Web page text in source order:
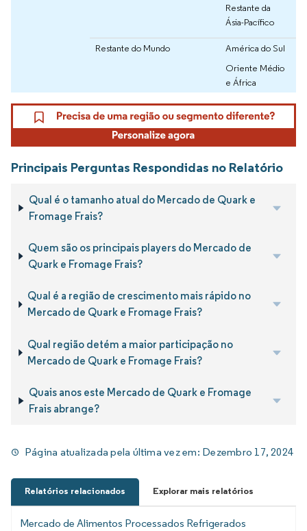
Restante da
Ásia-Pacífico
Restante do Mundo
América do Sul
Oriente Médio
e África
Principais Perguntas Respondidas no Relatório
Qual é o tamanho atual do Mercado de Quark e
Fromage Frais?
Quem são os principais players do Mercado de
Quark e Fromage Frais?
Qual é a região de crescimento mais rápido no
Mercado de Quark e Fromage Frais?
Qual região detém a maior participação no
Mercado de Quark e Fromage Frais?
Quais anos este Mercado de Quark e Fromage
Frais abrange?
Página atualizada pela última vez em: Dezembro 17, 2024
Relatórios relacionados Explorar mais relatórios
Mercado de Alimentos Processados Refrigerados